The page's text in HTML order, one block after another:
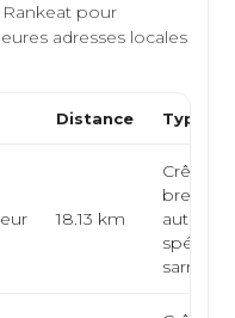
pour
adresses locales
Distance Type
18.13 km
Crêperie
sarrasin